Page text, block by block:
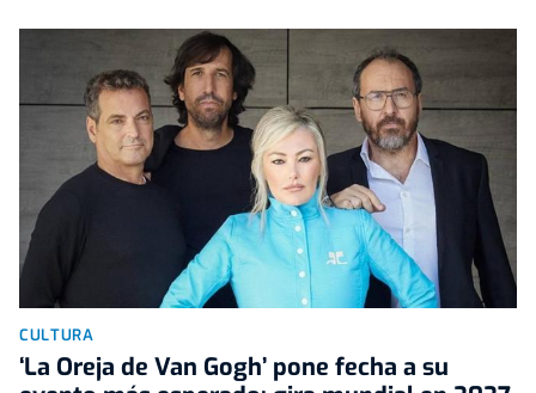
CULTURA
‘La Oreja de Van Gogh’ pone fecha a su